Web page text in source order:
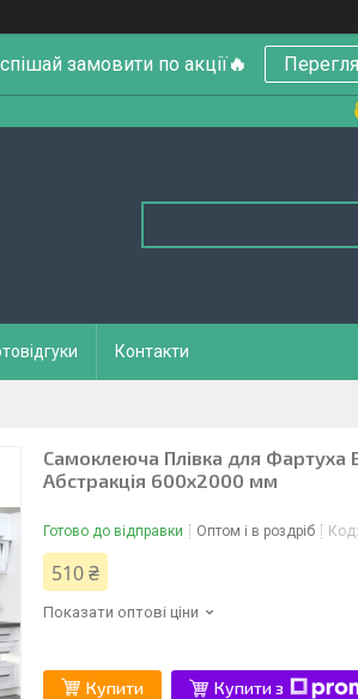
замовити по акції🔥
Контакти
Самоклеюча Плівка для Фартуха
Абстракція 600х2000 мм
Готово до відправки Оптом і в роздріб Код:
510 ₴
Показати оптові ціни
Купити Купити з